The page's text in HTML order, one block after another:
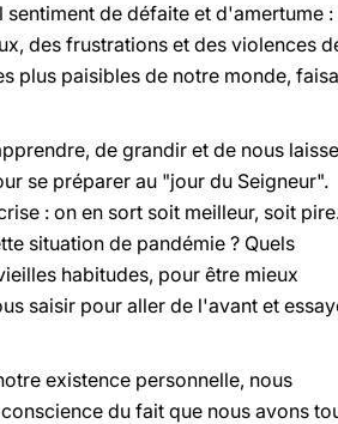
de défaite et d'amertume :
des frustrations et des violences
plus paisibles de notre monde,
de grandir et de nous
se préparer au "jour du Seigneur".
: on en sort soit meilleur, soit
situation de pandémie ? Quels
habitudes, pour être mieux
saisir pour aller de l'avant et
existence personnelle, nous
du fait que nous avons